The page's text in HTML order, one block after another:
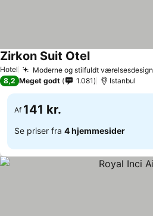
Hotel Moderne og stilfuldt værelsesdesign
Zirkon Suit OtelSe priser
8,2 Meget godt 1.081 Istanbul
Af 141 kr.
Se priser fra 4 hjemmesider